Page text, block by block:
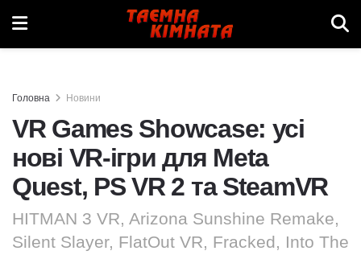
Головна Новини
VR Games Showcase: усі
нові VR-ігри для Meta
Quest, PS VR 2 та SteamVR
HITMAN 3 VR, Arizona Sunshine Remake,
Silent Slayer, FlatOut VR, Fracked, Into The